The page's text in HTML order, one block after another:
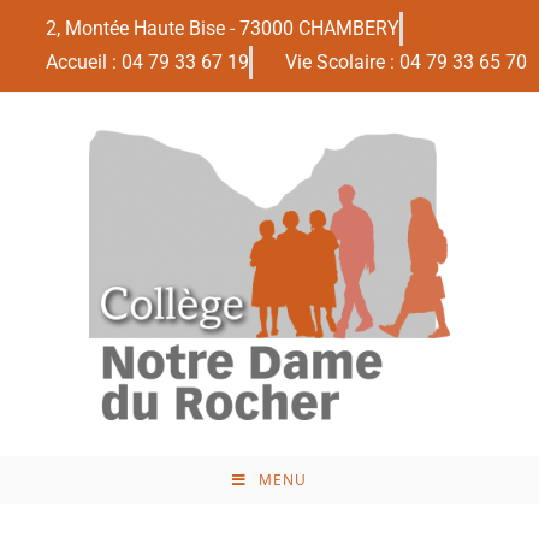
2, Montée Haute Bise - 73000 CHAMBERY
Accueil : 04 79 33 67 19
Vie Scolaire : 04 79 33 65 70
MENU